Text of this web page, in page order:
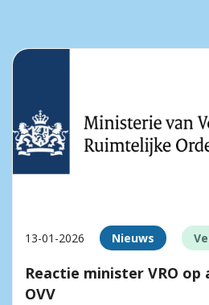
13-01-2026 Nieuws
Reactie minister VRO op
OVV